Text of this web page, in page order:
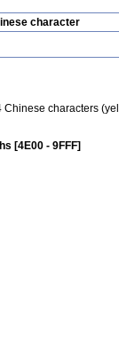
character
characters
[4E00 - 9FFF]